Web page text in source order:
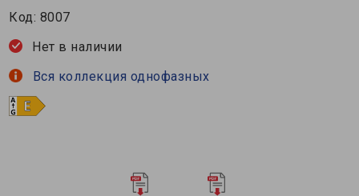
Код: 8007
Нет в наличии
Вся коллекция однофазных